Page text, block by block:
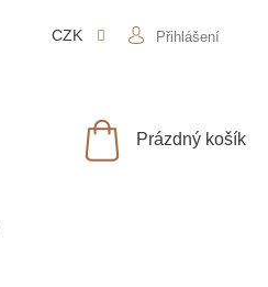
CZK Přihlášení
NÁKUPNÍ
Prázdný košík